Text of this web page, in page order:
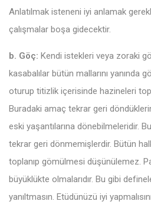
Anlatılmak isteneni iyi anlamak
çalışmalar boşa gidecektir.
b. Göç: Kendi istekleri veya zoraki
kasabalılar bütün mallarını yanında
oturup titizlik içerisinde hazineleri
Buradaki amaç tekrar geri
eski yaşantılarına dönebilmeleridir.
tekrar geri dönmemişlerdir. Bütün
toplanıp gömülmesi düşünülemez.
büyüklükte olmalarıdır. Bu gibi
yanıltmasın. Etüdünüzü iyi